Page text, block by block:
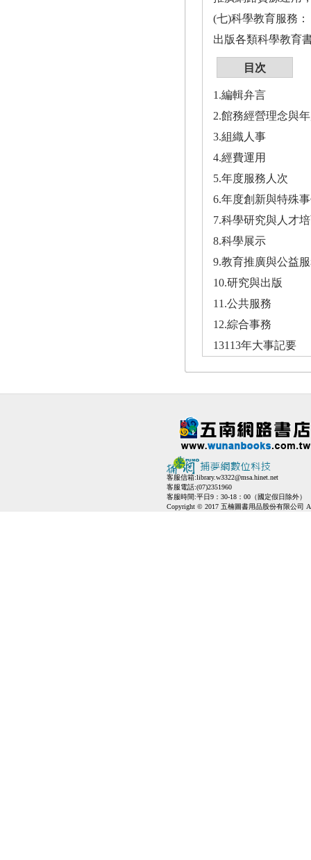
(七)科學教育服務：
出版各類科學教育
目次
1.編輯弁言
2.館務經營理念與
3.組織人事
4.經費運用
5.年度服務人次
6.年度創新與特殊
7.科學研究與人才
8.科學展示
9.教育推廣與公益
10.研究與出版
11.公共服務
12.綜合事務
13113年大事記要
客服信箱:library.w3322@msa.hinet.net
客服電話:(07)2351960
客服時間:平日9：30-18：00（國定假日除外）
Copyright © 2017 五楠圖書用品股份有限公司